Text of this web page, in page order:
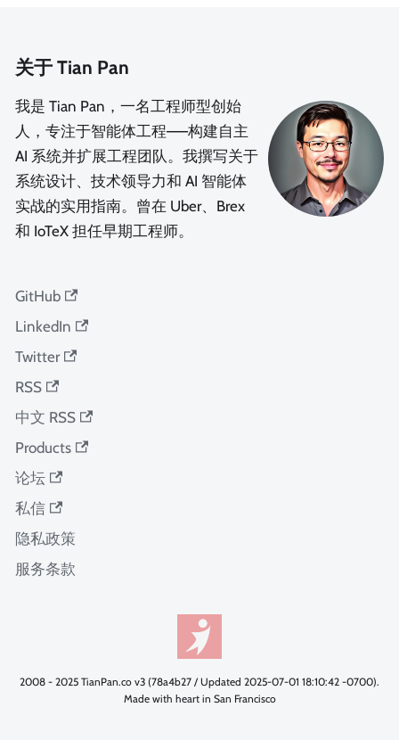
关于 Tian Pan
我是 Tian Pan，一名工程师型创始
人，专注于智能体工程——构建自主
AI 系统并扩展工程团队。我撰写关于
系统设计、技术领导力和 AI 智能体
实战的实用指南。曾在 Uber、Brex
和 IoTeX 担任早期工程师。
GitHub
LinkedIn
Twitter
RSS
中文 RSS
Products
论坛
私信
隐私政策
服务条款
2008 - 2025 TianPan.co v3 (78a4b27 / Updated 2025-07-01 18:10:42 -0700).
Made with heart in San Francisco